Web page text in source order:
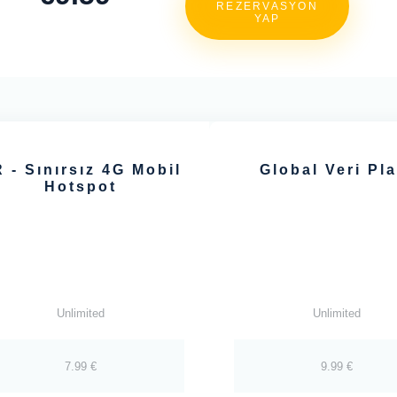
REZERVASYON
YAP
- Sınırsız 4G Mobil
Hotspot
Unlimited
7.99 €
Global Veri
Unlimited
9.99 €